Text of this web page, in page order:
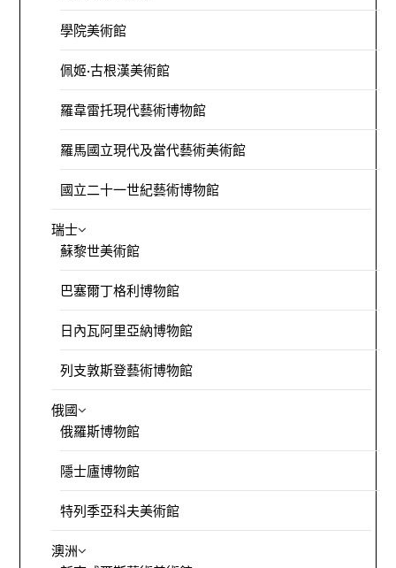
學院美術館
佩姬·古根漢美術館
羅韋雷托現代藝術博物館
羅馬國立現代及當代藝術美術館
國立二十一世紀藝術博物館
瑞士
蘇黎世美術館
巴塞爾丁格利博物館
日內瓦阿里亞納博物館
列支敦斯登藝術博物館
俄國
俄羅斯博物館
隱士廬博物館
特列季亞科夫美術館
澳洲